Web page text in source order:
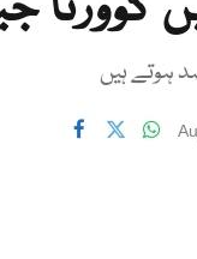
ہوتے ہیں